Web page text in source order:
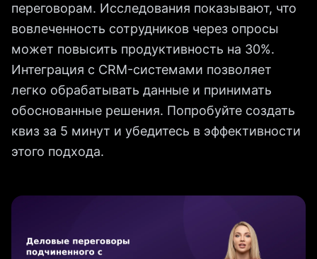
переговорам. Исследования показывают, что
вовлеченность сотрудников через опросы
может повысить продуктивность на 30%.
Интеграция с CRM-системами позволяет
легко обрабатывать данные и принимать
обоснованные решения. Попробуйте создать
квиз за 5 минут и убедитесь в эффективности
этого подхода.